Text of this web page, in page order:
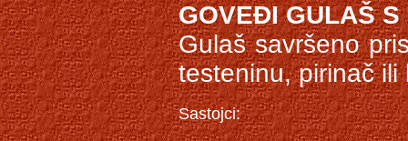
GOVEĐI GULAŠ S
Gulaš savršeno
testeninu, pirinač ili
Sastojci: